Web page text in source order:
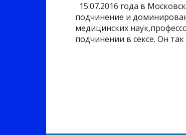
15.07.2016 года в
подчинение и
медицинских
подчинении в сексе. Он